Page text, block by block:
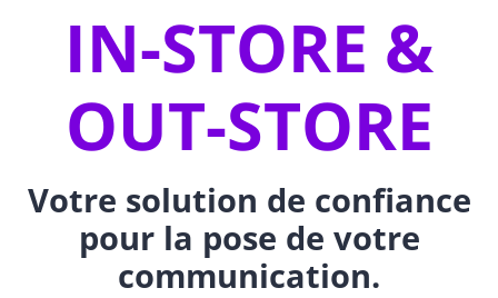
IN-STORE &
OUT-STORE
Votre solution de confiance
pour la pose de votre
communication.